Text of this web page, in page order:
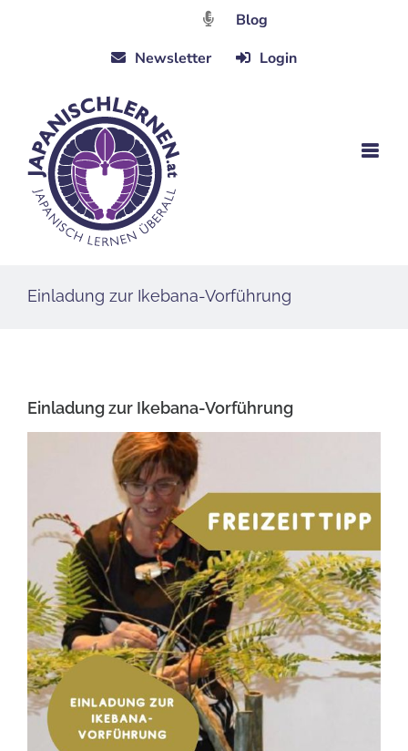
Blog
Newsletter
Login
Einladung zur Ikebana-Vorführung
Einladung zur Ikebana-Vorführung